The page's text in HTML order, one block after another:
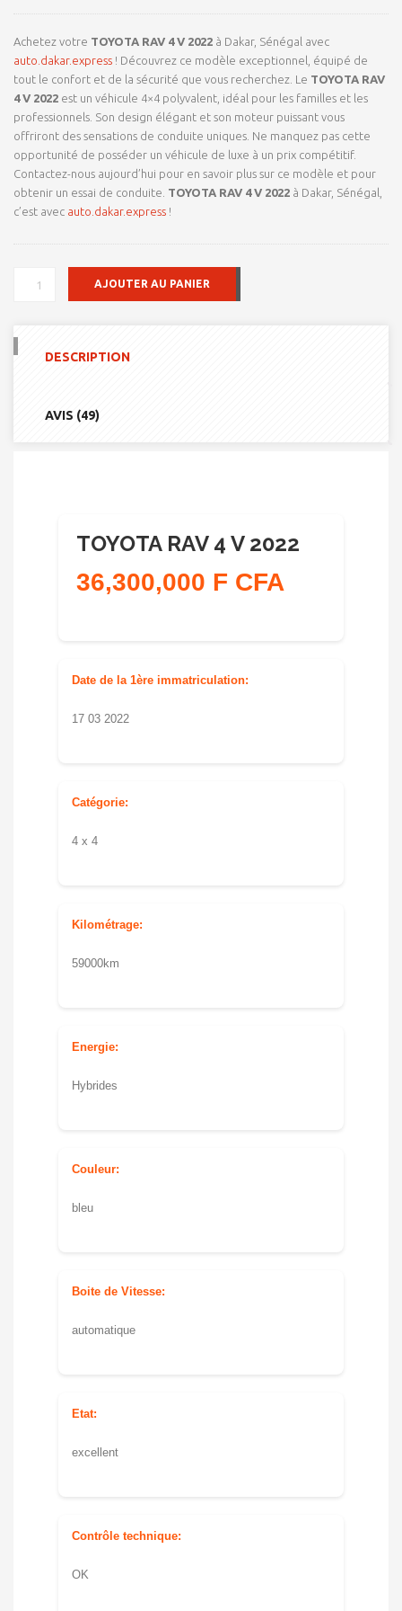
client
Achetez votre TOYOTA RAV 4 V 2022 à Dakar, Sénégal avec
auto.dakar.express ! Découvrez ce modèle exceptionnel, équipé de
tout le confort et de la sécurité que vous recherchez. Le TOYOTA RAV
4 V 2022 est un véhicule 4×4 polyvalent, idéal pour les familles et les
professionnels. Son design élégant et son moteur puissant vous
offriront des sensations de conduite uniques. Ne manquez pas cette
opportunité de posséder un véhicule de luxe à un prix compétitif.
Contactez-nous aujourd’hui pour en savoir plus sur ce modèle et pour
obtenir un essai de conduite. TOYOTA RAV 4 V 2022 à Dakar, Sénégal,
c’est avec auto.dakar.express !
QUANTITÉ
AJOUTER AU PANIER
DESCRIPTION
AVIS (49)
TOYOTA RAV 4 V 2022
36,300,000 F CFA
Date de la 1ère immatriculation:
17 03 2022
Catégorie:
4 x 4
Kilométrage:
59000km
Energie:
Hybrides
Couleur:
bleu
Boite de Vitesse:
automatique
Etat:
excellent
Contrôle technique:
OK